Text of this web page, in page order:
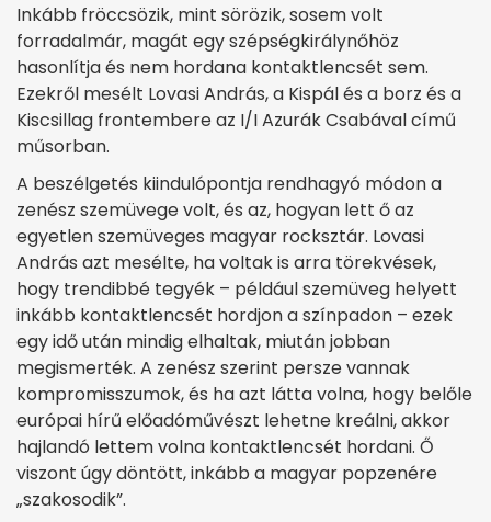
Inkább fröccsözik, mint sörözik, sosem volt
forradalmár, magát egy szépségkirálynőhöz
hasonlítja és nem hordana kontaktlencsét sem.
Ezekről mesélt Lovasi András, a Kispál és a borz és a
Kiscsillag frontembere az I/I Azurák Csabával című
műsorban.
A beszélgetés kiindulópontja rendhagyó módon a
zenész szemüvege volt, és az, hogyan lett ő az
egyetlen szemüveges magyar rocksztár. Lovasi
András azt mesélte, ha voltak is arra törekvések,
hogy trendibbé tegyék – például szemüveg helyett
inkább kontaktlencsét hordjon a színpadon – ezek
egy idő után mindig elhaltak, miután jobban
megismerték. A zenész szerint persze vannak
kompromisszumok, és ha azt látta volna, hogy belőle
európai hírű előadóművészt lehetne kreálni, akkor
hajlandó lettem volna kontaktlencsét hordani. Ő
viszont úgy döntött, inkább a magyar popzenére
„szakosodik”.